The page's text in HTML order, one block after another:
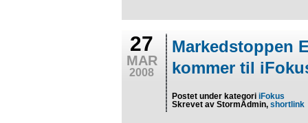
27
MAR
2008
Markedstoppen
kommer til
Postet under kategoriiFokus
Skrevet av StormAdmin,shortlink